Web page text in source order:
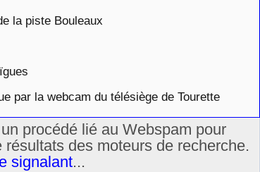
la piste Bouleaux
par la webcam du télésiège de Tourette
procédé lié au Webspam pour
des moteurs de recherche.
signalant...